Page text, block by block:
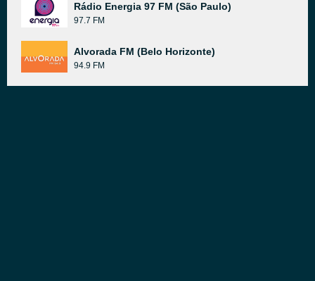
Rádio Energia 97 FM (São Paulo)
97.7 FM
Alvorada FM (Belo Horizonte)
94.9 FM